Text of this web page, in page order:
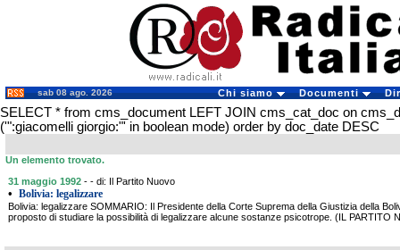
sab 08 ago. 2026 Chi siamo Documenti
SELECT * from cms_document LEFT JOIN cms_cat_doc on
('":giacomelli giorgio:"' in boolean mode) order by doc_date DESC
Un elemento trovato.
31 maggio 1992 - - di: Il Partito Nuovo
• Bolivia: legalizzare
Bolivia: legalizzare SOMMARIO: Il Presidente della Corte Suprema della Giustizia della
proposto di studiare la possibilità di legalizzare alcune sostanze psicotrope. (IL PARTITO